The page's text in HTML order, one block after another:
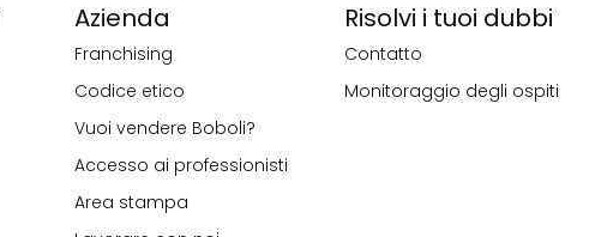
Azienda
Franchising
Codice etico
Vuoi vendere Boboli?
Accesso ai professionisti
Area stampa
Risolvi i tuoi dubbi
Contatto
Monitoraggio degli ospiti